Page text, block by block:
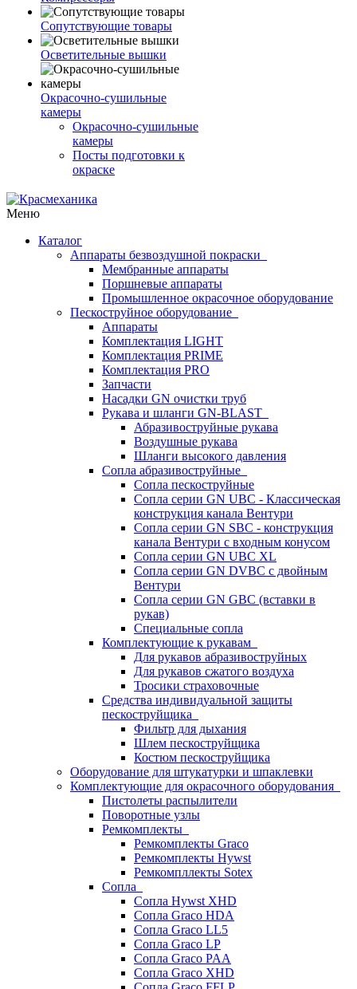
Сопутствующие товары
Осветительные вышки
Окрасочно-сушильные
камеры
Окрасочно-сушильные
камеры
Посты подготовки к
окраске
Меню
Каталог
Аппараты безвоздушной покраски
Мембранные аппараты
Поршневые аппараты
Промышленное окрасочное оборудование
Пескоструйное оборудование
Аппараты
Комплектация LIGHT
Комплектация PRIME
Комплектация PRO
Запчасти
Насадки GN очистки труб
Рукава и шланги GN-BLAST
Абразивоструйные рукава
Воздушные рукава
Шланги высокого давления
Сопла абразивоструйные
Сопла пескоструйные
Сопла серии GN UBC - Классическая
конструкция канала Вентури
Сопла серии GN SBC - конструкция
канала Вентури c входным конусом
Сопла серии GN UBC XL
Сопла серии GN DVBC с двойным
Вентури
Сопла серии GN GBC (вставки в
рукав)
Специальные сопла
Комплектующие к рукавам
Для рукавов абразивоструйных
Для рукавов сжатого воздуха
Тросики страховочные
Средства индивидуальной защиты
пескоструйщика
Фильтр для дыхания
Шлем пескоструйщика
Костюм пескоструйщика
Оборудование для штукатурки и шпаклевки
Комплектующие для окрасочного оборудования
Пистолеты распылители
Поворотные узлы
Ремкомплекты
Ремкомплекты Graco
Ремкомплекты Hywst
Ремкомпллекты Sotex
Сопла
Сопла Hywst XHD
Сопла Graco HDA
Сопла Graco LL5
Сопла Graco LP
Сопла Graco PAA
Сопла Graco XHD